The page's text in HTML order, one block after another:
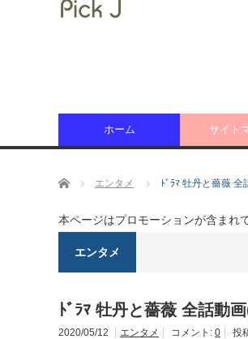
ホーム サイト
ホーム エンタメ ﾄﾞﾗﾏ 牡丹と薔薇
本ページはプロモーションが含まれ
エンタメ
ﾄﾞﾗﾏ 牡丹と薔薇 全話動
2020/05/12 エンタメ コメント: 0 投